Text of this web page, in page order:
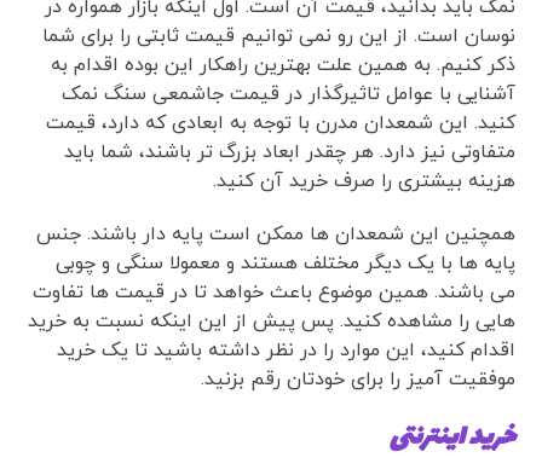
نمک باید بدانید، قیمت آن است. اول اینکه بازار همواره در
نوسان است. از این رو نمی توانیم قیمت ثابتی را برای شما
ذکر کنیم. به همین علت بهترین راهکار این بوده اقدام به
آشنایی با عوامل تاثیرگذار در قیمت جاشمعی سنگ نمک
کنید. این شمعدان مدرن با توجه به ابعادی که دارد، قیمت
متفاوتی نیز دارد. هر چقدر ابعاد بزرگ تر باشند، شما باید
هزینه بیشتری را صرف خرید آن کنید.
همچنین این شمعدان ها ممکن است پایه دار باشند. جنس
پایه ها با یک دیگر مختلف هستند و معمولا سنگی و چوبی
می باشند. همین موضوع باعث خواهد تا در قیمت ها تفاوت
هایی را مشاهده کنید. پس پیش از این اینکه نسبت به خرید
اقدام کنید، این موارد را در نظر داشته باشید تا یک خرید
موفقیت آمیز را برای خودتان رقم بزنید.
خرید اینترنتی